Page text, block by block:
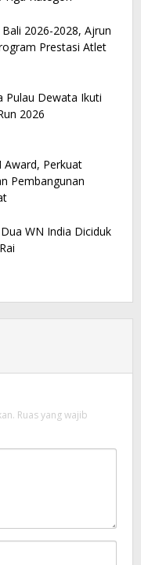
2026-2028, Ajrun
Prestasi Atlet
Pulau Dewata Ikuti
2026
Award, Perkuat
Pembangunan
WN India Diciduk
Ruas yang wajib